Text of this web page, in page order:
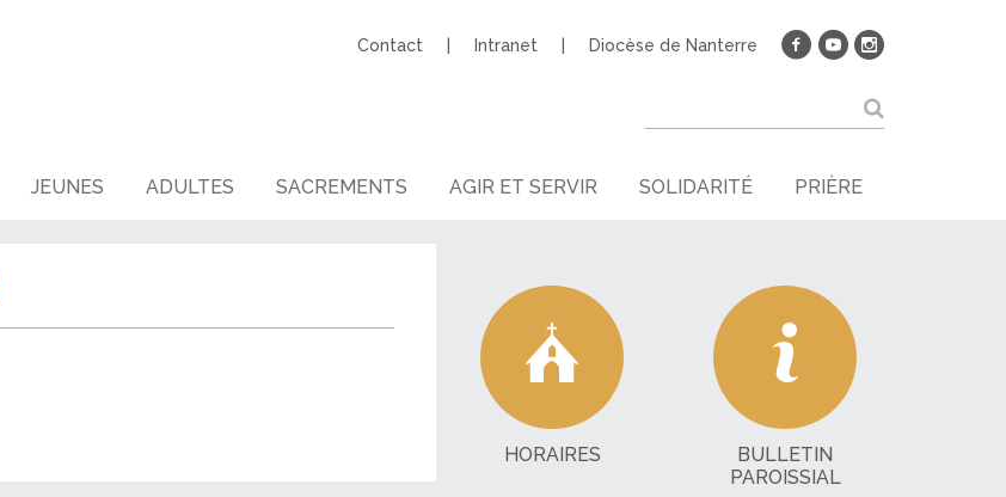
Contact Intranet Diocèse de Nanterre
JEUNES ADULTES SACREMENTS AGIR ET SERVIR SOLIDARITÉ PRIÈRE
HORAIRES
BULLETIN
PAROISSIAL